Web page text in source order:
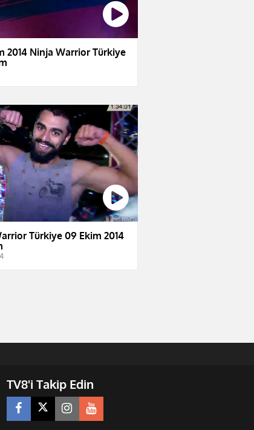
2014 Ninja Warrior Türkiye
Türkiye 09 Ekim 2014
TV8'i Takip Edin